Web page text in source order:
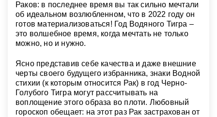
Раков: в последнее время вы так сильно мечтали
об идеальном возлюбленном, что в 2022 году он
готов материализоваться! Год Водяного Тигра –
это волшебное время, когда мечтать не только
можно, но и нужно.
Ясно представив себе качества и даже внешние
черты своего будущего избранника, знаки Водной
стихии (к которым относится Рак) в год Черно-
Голубого Тигра могут рассчитывать на
воплощение этого образа во плоти. Любовный
гороскоп обещает: на этот раз Рак застрахован от